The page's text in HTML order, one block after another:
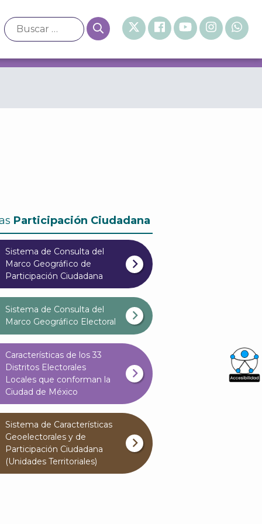
Participación Ciudadana
Sistema de Consulta del
Marco Geográfico de
Participación Ciudadana
Sistema de Consulta del
Marco Geográfico Electoral
Características de los 33
Distritos Electorales
Locales que conforman la
Ciudad de México
Sistema de Características
Geoelectorales y de
Participación Ciudadana
(Unidades Territoriales)